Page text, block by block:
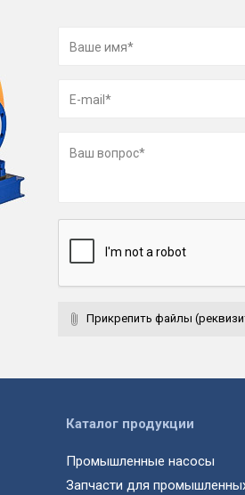
Прикрепить файлы
Каталог продукции
Промышленные насосы
Запчасти для